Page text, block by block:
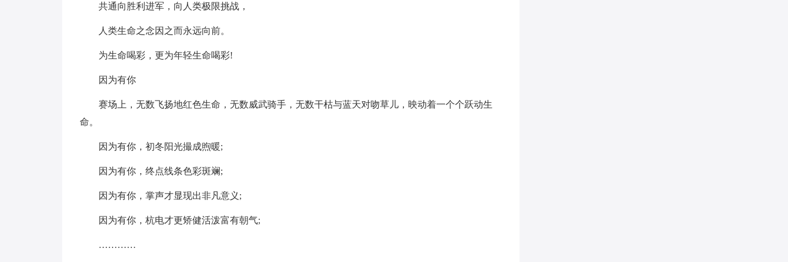
共通向胜利进军，向人类极限挑战，
人类生命之念因之而永远向前。
为生命喝彩，更为年轻生命喝彩!
因为有你
赛场上，无数飞扬地红色生命，无数威武骑手，无数干枯与蓝天对吻草儿，映动着一个个跃动生
命。
因为有你，初冬阳光撮成煦暖;
因为有你，终点线条色彩斑斓;
因为有你，掌声才显现出非凡意义;
因为有你，杭电才更矫健活泼富有朝气;
…………